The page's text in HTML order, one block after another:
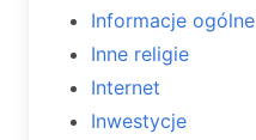
Informacje ogólne
Inne religie
Internet
Inwestycje